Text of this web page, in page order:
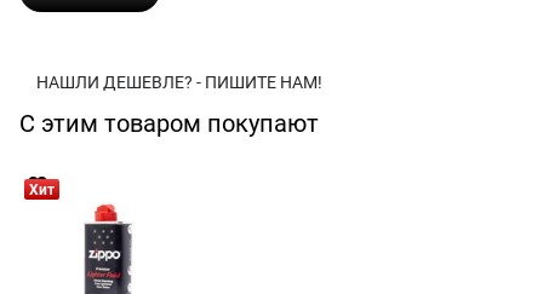
НАШЛИ ДЕШЕВЛЕ? - ПИШИТЕ НАМ!
С этим товаром покупают
Хит